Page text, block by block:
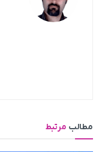
مطالب مرتبط